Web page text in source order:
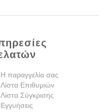
Η παραγγελία σας
Λίστα Επιθυμιών
Λίστα Σύγκρισης
Εγγυήσεις